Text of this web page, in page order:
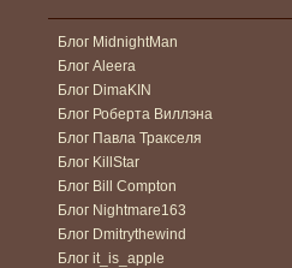
Блог MidnightMan
Блог Aleera
Блог DimaKIN
Блог Роберта Виллэна
Блог Павла Тракселя
Блог KillStar
Блог Bill Compton
Блог Nightmare163
Блог Dmitrythewind
Блог it_is_apple